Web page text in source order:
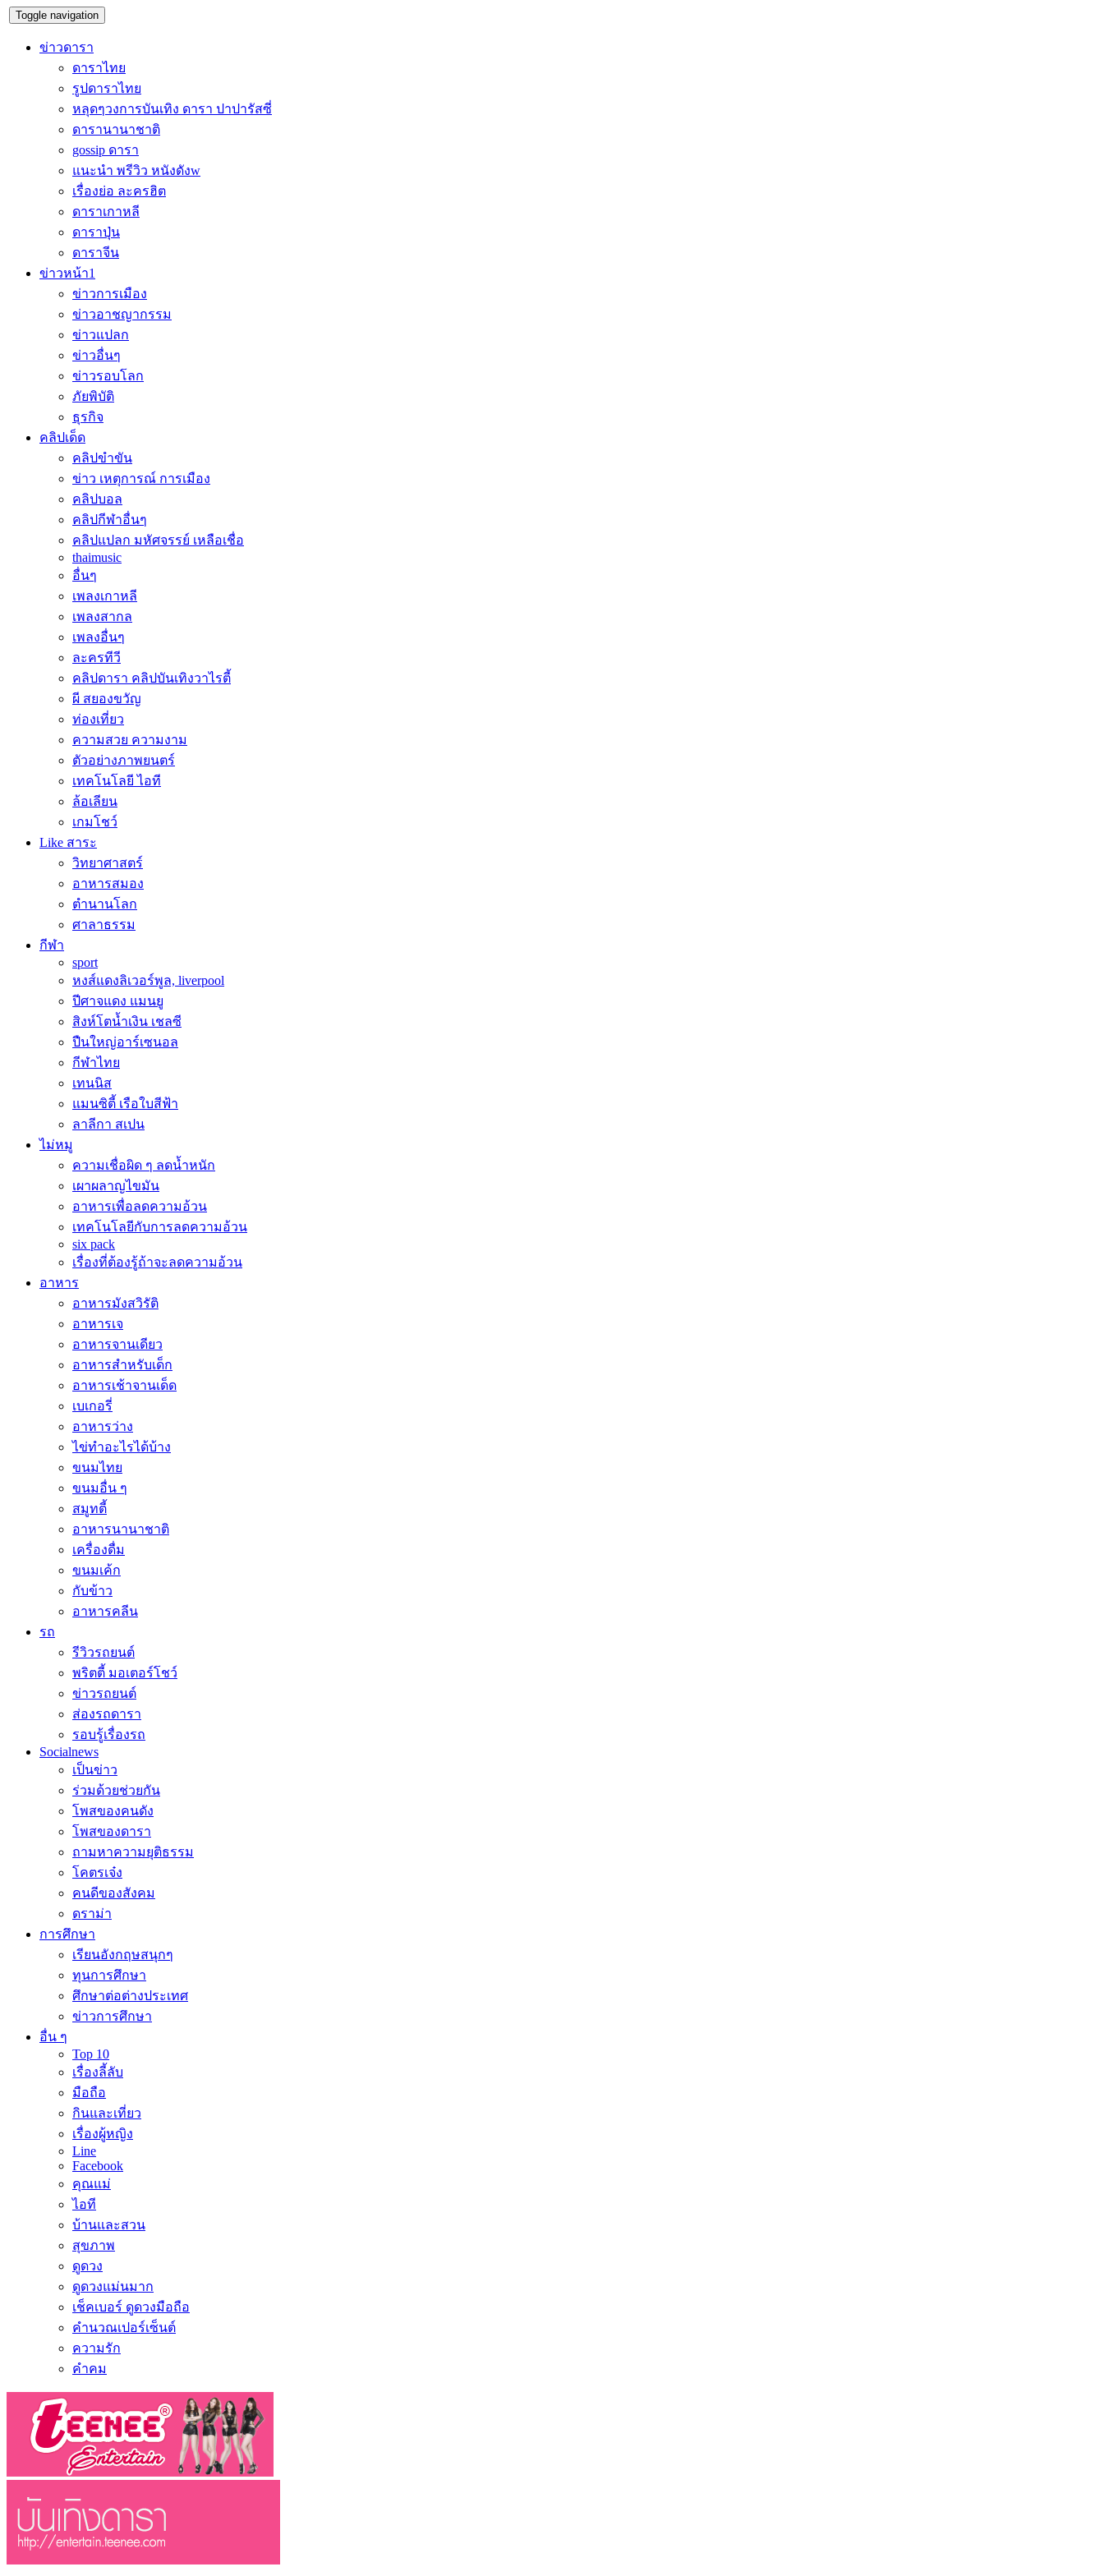
Toggle navigation
ข่าวดารา
ดาราไทย
รูปดาราไทย
หลุดๆวงการบันเทิง ดารา ปาปารัสซี่
ดารานานาชาติ
gossip ดารา
แนะนำ พรีวิว หนังดังw
เรื่องย่อ ละครฮิต
ดาราเกาหลี
ดาราปุ่น
ดาราจีน
ข่าวหน้า1
ข่าวการเมือง
ข่าวอาชญากรรม
ข่าวแปลก
ข่าวอื่นๆ
ข่าวรอบโลก
ภัยพิบัติ
ธุรกิจ
คลิปเด็ด
คลิปขำขัน
ข่าว เหตุการณ์ การเมือง
คลิปบอล
คลิปกีฬาอื่นๆ
คลิปแปลก มหัศจรรย์ เหลือเชื่อ
thaimusic
อื่นๆ
เพลงเกาหลี
เพลงสากล
เพลงอื่นๆ
ละครทีวี
คลิปดารา คลิปบันเทิงวาไรตี้
ผี สยองขวัญ
ท่องเที่ยว
ความสวย ความงาม
ตัวอย่างภาพยนตร์
เทคโนโลยี ไอที
ล้อเลียน
เกมโชว์
Like สาระ
วิทยาศาสตร์
อาหารสมอง
ตำนานโลก
ศาลาธรรม
กีฬา
sport
หงส์แดงลิเวอร์พูล, liverpool
ปีศาจแดง แมนยู
สิงห์โตน้ำเงิน เชลซี
ปืนใหญ่อาร์เซนอล
กีฬาไทย
เทนนิส
แมนซิตี้ เรือใบสีฟ้า
ลาลีกา สเปน
ไม่หมู
ความเชื่อผิด ๆ ลดน้ำหนัก
เผาผลาญไขมัน
อาหารเพื่อลดความอ้วน
เทคโนโลยีกับการลดความอ้วน
six pack
เรื่องที่ต้องรู้ถ้าจะลดความอ้วน
อาหาร
อาหารมังสวิรัติ
อาหารเจ
อาหารจานเดียว
อาหารสำหรับเด็ก
อาหารเช้าจานเด็ด
เบเกอรี่
อาหารว่าง
ไข่ทำอะไรได้บ้าง
ขนมไทย
ขนมอื่น ๆ
สมูทตี้
อาหารนานาชาติ
เครื่องดื่ม
ขนมเค้ก
กับข้าว
อาหารคลีน
รถ
รีวิวรถยนต์
พริตตี้ มอเตอร์โชว์
ข่าวรถยนต์
ส่องรถดารา
รอบรู้เรื่องรถ
Socialnews
เป็นข่าว
ร่วมด้วยช่วยกัน
โพสของคนดัง
โพสของดารา
ถามหาความยุติธรรม
โคตรเจ๋ง
คนดีของสังคม
ดราม่า
การศึกษา
เรียนอังกฤษสนุกๆ
ทุนการศึกษา
ศึกษาต่อต่างประเทศ
ข่าวการศึกษา
อื่น ๆ
Top 10
เรื่องลี้ลับ
มือถือ
กินและเที่ยว
เรื่องผู้หญิง
Line
Facebook
คุณแม่
ไอที
บ้านและสวน
สุขภาพ
ดูดวง
ดูดวงแม่นมาก
เช็คเบอร์ ดูดวงมือถือ
คำนวณเปอร์เซ็นต์
ความรัก
คำคม